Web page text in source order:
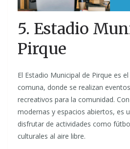
5. Estadio
Pirque
El Estadio Municipal de Pirque es
comuna, donde se realizan
recreativos para la comunidad.
modernas y espacios abiertos, es
disfrutar de actividades como
culturales al aire libre.